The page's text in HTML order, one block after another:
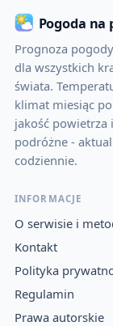
Pogoda na
Prognoza
dla wszystkich
świata.
klimat miesiąc
jakość powietrza
podróżne -
codziennie.
INFORMACJE
O serwisie i
Kontakt
Polityka
Regulamin
Prawa autorskie